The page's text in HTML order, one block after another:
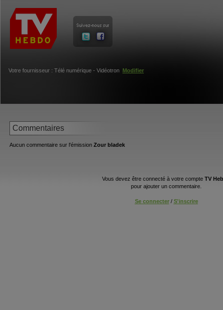
Votre fournisseur : Télé numérique - Vidéotron Modifier
Commentaires
Aucun commentaire sur l'émission Zour bladek
Vous devez être connecté à votre compte TV
pour ajouter un commentaire.
Se connecter/ S'inscrire